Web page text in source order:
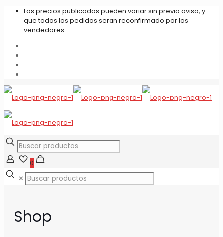
Los precios publicados pueden variar sin previo aviso, y
que todos los pedidos seran reconfirmado por los
vendedores.
0
✕
Shop